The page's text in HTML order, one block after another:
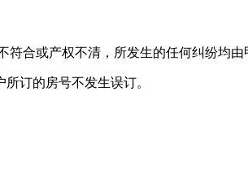
合或产权不清，所发生的任何纠纷均由
订的房号不发生误订。